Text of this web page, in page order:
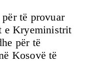
të provuar
e Kryeministrit
për të
Kosovë të